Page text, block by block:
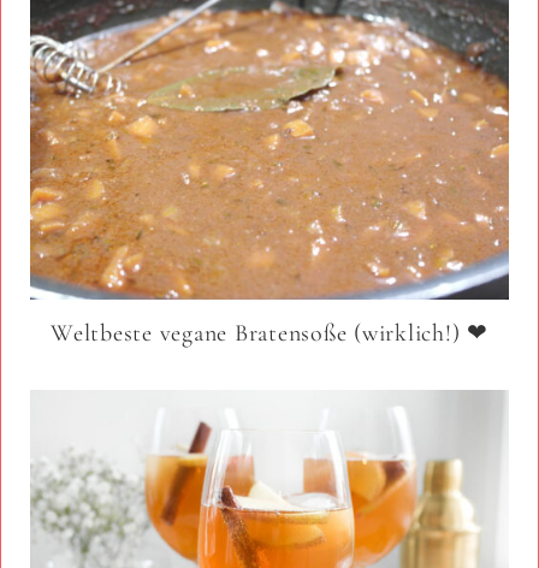
Weltbeste vegane Bratensoße (wirklich!) ❤